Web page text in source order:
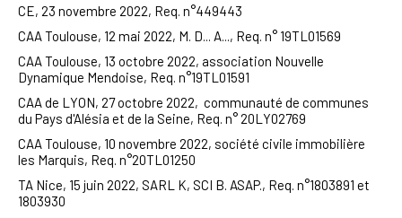
CE, 23 novembre 2022, Req. n°449443
CAA Toulouse, 12 mai 2022, M. D... A..., Req. n° 19TL01569
CAA Toulouse, 13 octobre 2022, association Nouvelle
Dynamique Mendoise, Req. n°19TL01591
CAA de LYON, 27 octobre 2022, communauté de communes
du Pays d'Alésia et de la Seine, Req. n° 20LY02769
CAA Toulouse, 10 novembre 2022, société civile immobilière
les Marquis, Req. n°20TL01250
TA Nice, 15 juin 2022, SARL K, SCI B. ASAP., Req. n°1803891 et
1803930